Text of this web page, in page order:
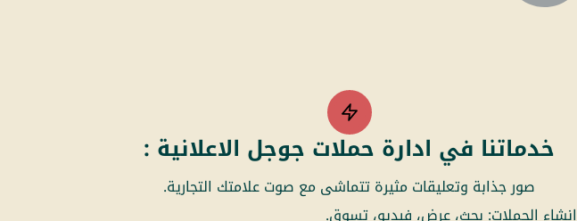
خدماتنا في ادارة حملات جوجل الاعلانية :
صور جذابة وتعليقات مثيرة تتماشى مع صوت علامتك التجارية.